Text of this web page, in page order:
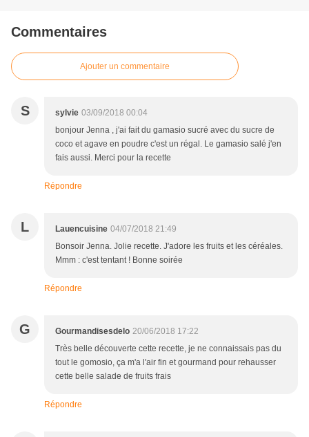
Commentaires
Ajouter un commentaire
S sylvie 03/09/2018 00:04
bonjour Jenna , j'ai fait du gamasio sucré avec du sucre de
coco et agave en poudre c'est un régal. Le gamasio salé j'en
fais aussi. Merci pour la recette
Répondre
L Lauencuisine 04/07/2018 21:49
Bonsoir Jenna. Jolie recette. J'adore les fruits et les céréales.
Mmm : c'est tentant ! Bonne soirée
Répondre
G Gourmandisesdelo 20/06/2018 17:22
Très belle découverte cette recette, je ne connaissais pas du
tout le gomosio, ça m'a l'air fin et gourmand pour rehausser
cette belle salade de fruits frais
Répondre